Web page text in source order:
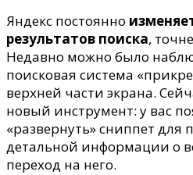
Яндекс постоянно
результатов поиска,
Недавно можно было
поисковая система
верхней части экрана.
новый инструмент: у вас
«развернуть» сниппет для
детальной информации о
переход на него.